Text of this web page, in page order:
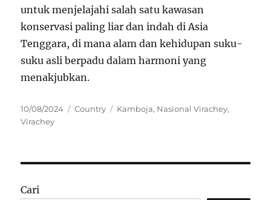
untuk menjelajahi salah satu kawasan
konservasi paling liar dan indah di Asia
Tenggara, di mana alam dan kehidupan suku-
suku asli berpadu dalam harmoni yang
menakjubkan.
Posted
on
10/08/2024 Categories
Country Tags
Kamboja, Nasional Virachey,
Virachey
Cari